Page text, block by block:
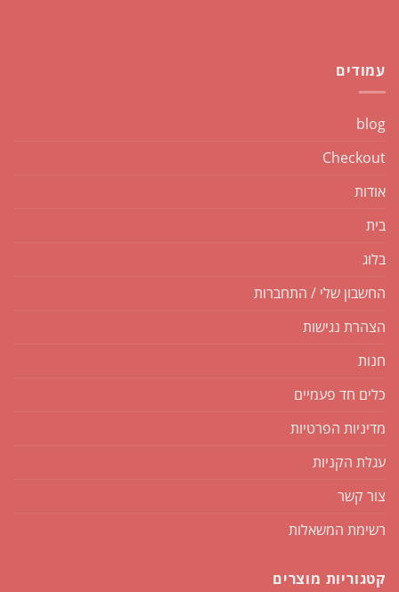
עמודים
blog
Checkout
אודות
בית
בלוג
החשבון שלי / התחברות
הצהרת נגישות
חנות
כלים חד פעמיים
מדיניות הפרטיות
עגלת הקניות
צור קשר
רשימת המשאלות
קטגוריות מוצרים